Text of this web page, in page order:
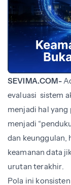
SEVIMA.COM-
evaluasi sistem
menjadi hal yang
menjadi
dan keunggulan,
keamanan data
urutan terakhir.
Pola ini